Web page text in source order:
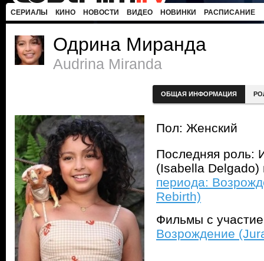
СЕРИАЛЫ КИНО НОВОСТИ ВИДЕО НОВИНКИ РАСПИСАНИЕ
Одрина Миранда
Audrina Miranda
ОБЩАЯ ИНФОРМАЦИЯ
Пол: Женский
Последняя роль:
(Isabella
периода:
Rebirth)
Фильмы с
Возрождение